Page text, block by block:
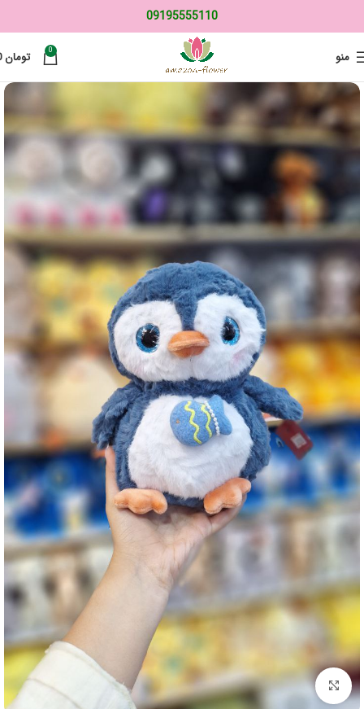
09195555110
منو 0 تومان0
برای بزرگنمایی کلیک کنید